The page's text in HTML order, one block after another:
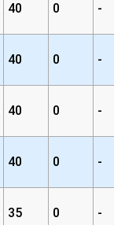
40 0 -
40 0 -
40 0 -
40 0 -
35 0 -